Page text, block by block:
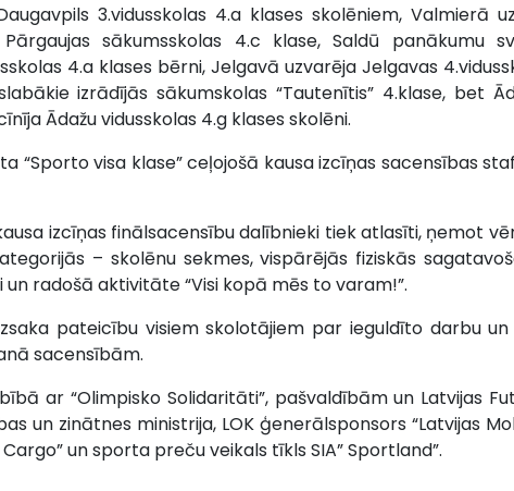
3.vidusskolas 4.a klases skolēniem, Valmierā
sākumsskolas 4.c klase, Saldū panākumu
4.a klases bērni, Jelgavā uzvarēja Jelgavas
izrādījās sākumskolas “Tautenītis” 4.klase, bet
Ādažu vidusskolas 4.g klases skolēni.
“Sporto visa klase” ceļojošā kausa izcīņas sacensības
izcīņas finālsacensību dalībnieki tiek atlasīti, ņemot
– skolēnu sekmes, vispārējās fiziskās
radošā aktivitāte “Visi kopā mēs to varam!”.
pateicību visiem skolotājiem par ieguldīto darbu un
sacensībām.
ar “Olimpisko Solidaritāti”, pašvaldībām un Latvijas
un zinātnes ministrija, LOK ģenerālsponsors “Latvijas
Cargo” un sporta preču veikals tīkls SIA” Sportland”.